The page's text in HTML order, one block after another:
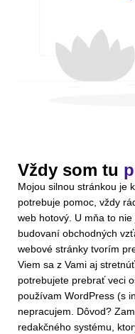
Vždy som tu
Mojou silnou stránkou je
potrebuje pomoc, vždy
web hotový. U mňa to
budovaní obchodných
webové stránky tvorím
Viem sa z Vami aj
potrebujete prebrať veci
používam WordPress (s
nepracujem. Dôvod?
redakčného systému,